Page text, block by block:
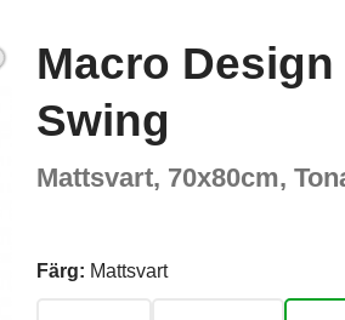
Macro
Swing
Mattsvart, 70x80cm,
Färg: Mattsvart